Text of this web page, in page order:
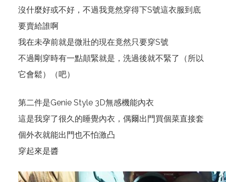
沒什麼好或不好，不過我竟然穿得下S號這衣服到底
要賣給誰啊
我在未孕前就是微壯的現在竟然只要穿S號
不過剛穿時有一點顛緊就是，洗過後就不緊了（所以
它會鬆）（吧）
第二件是Genie Style 3D無感機能內衣
這是我穿了很久的睡覺內衣，偶爾出門買個菜直接套
個外衣就能出門也不怕激凸
穿起來是醬